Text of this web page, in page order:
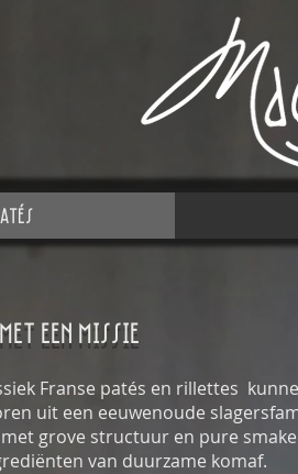
een missie
Franse patés en rillettes
uit een eeuwenoude
grove structuur en pure
van duurzame komaf.